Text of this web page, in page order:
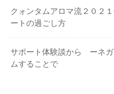
クォンタムアロマ流２０２
ートの過ごし方
サポート体験談から ーネガ
ムすることで